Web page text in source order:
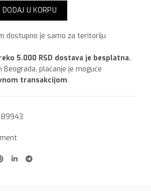
Block Fix,25 kg količina
DODAJ U KORPU
dostupno je samo za teritoriju
5.000 RSD dostava je besplatna.
Beograda, plaćanje je moguće
transakcijom.
89943